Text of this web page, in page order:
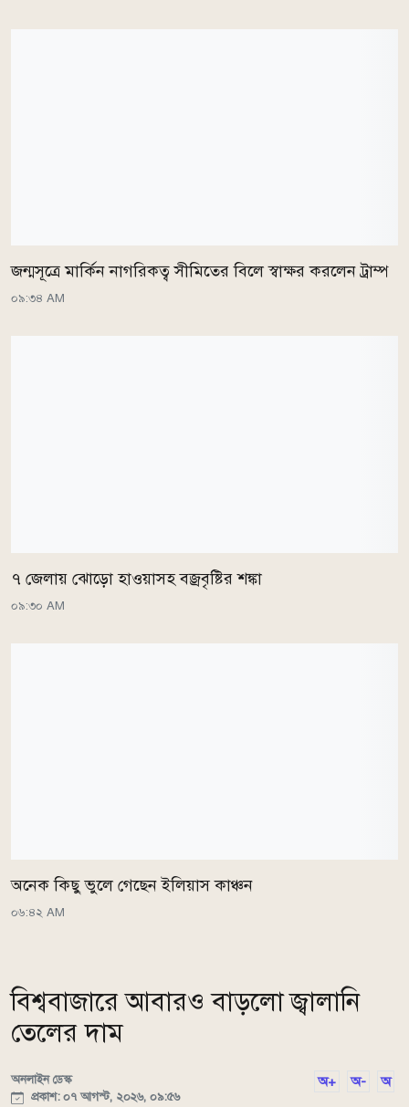
জন্মসূত্রে মার্কিন নাগরিকত্ব সীমিতের বিলে স্বাক্ষর করলেন ট্রাম্প
০৯:৩৪ AM
৭ জেলায় ঝোড়ো হাওয়াসহ বজ্রবৃষ্টির শঙ্কা
০৯:৩০ AM
অনেক কিছু ভুলে গেছেন ইলিয়াস কাঞ্চন
০৬:৪২ AM
বিশ্ববাজারে আবারও বাড়লো জ্বালানি
তেলের দাম
অনলাইন ডেস্ক
প্রকাশ: ০৭ আগস্ট, ২০২৬, ০৯:৫৬
অ+ অ- অ